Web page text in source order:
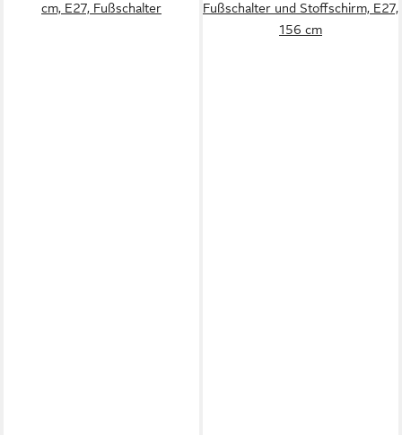
cm, E27, Fußschalter
Fußschalter und Stoffschirm, E27,
156 cm